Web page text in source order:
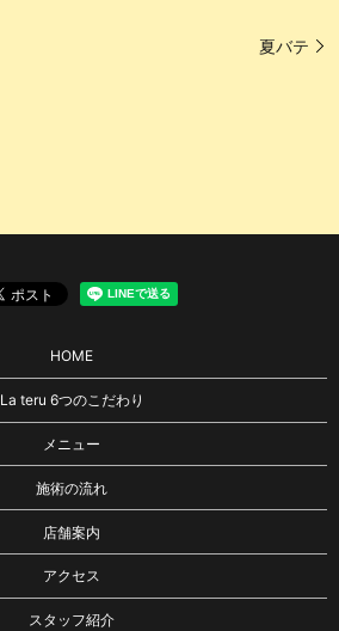
夏バテ
HOME
La teru 6つのこだわり
メニュー
施術の流れ
店舗案内
アクセス
スタッフ紹介